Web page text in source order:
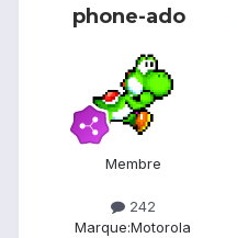
phone-ado
Membre
242
Marque:Motorola